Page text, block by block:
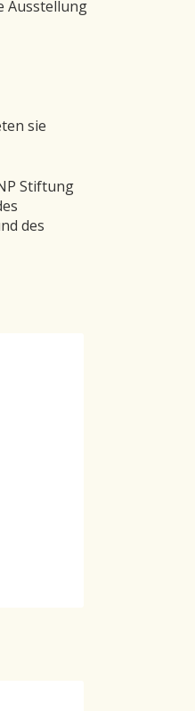
Ausstellung
sie
Stiftung
des